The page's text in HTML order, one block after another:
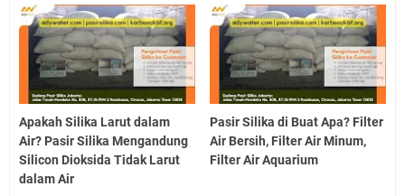
Apakah Silika Larut dalam
Air? Pasir Silika Mengandung
Silicon Dioksida Tidak Larut
dalam Air
Pasir Silika di Buat Apa? Filter
Air Bersih, Filter Air Minum,
Filter Air Aquarium